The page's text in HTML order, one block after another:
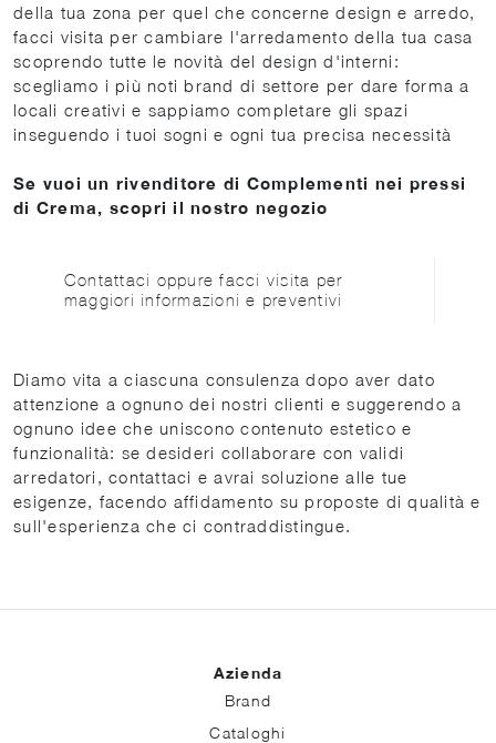
della tua zona per quel che concerne design e arredo,
facci visita per cambiare l'arredamento della tua casa
scoprendo tutte le novità del design d'interni:
scegliamo i più noti brand di settore per dare forma a
locali creativi e sappiamo completare gli spazi
inseguendo i tuoi sogni e ogni tua precisa necessità
Se vuoi un rivenditore di Complementi nei pressi
di Crema, scopri il nostro negozio
Contattaci oppure facci visita per
maggiori informazioni e preventivi
Diamo vita a ciascuna consulenza dopo aver dato
attenzione a ognuno dei nostri clienti e suggerendo a
ognuno idee che uniscono contenuto estetico e
funzionalità: se desideri collaborare con validi
arredatori, contattaci e avrai soluzione alle tue
esigenze, facendo affidamento su proposte di qualità e
sull'esperienza che ci contraddistingue.
Azienda
Brand
Cataloghi